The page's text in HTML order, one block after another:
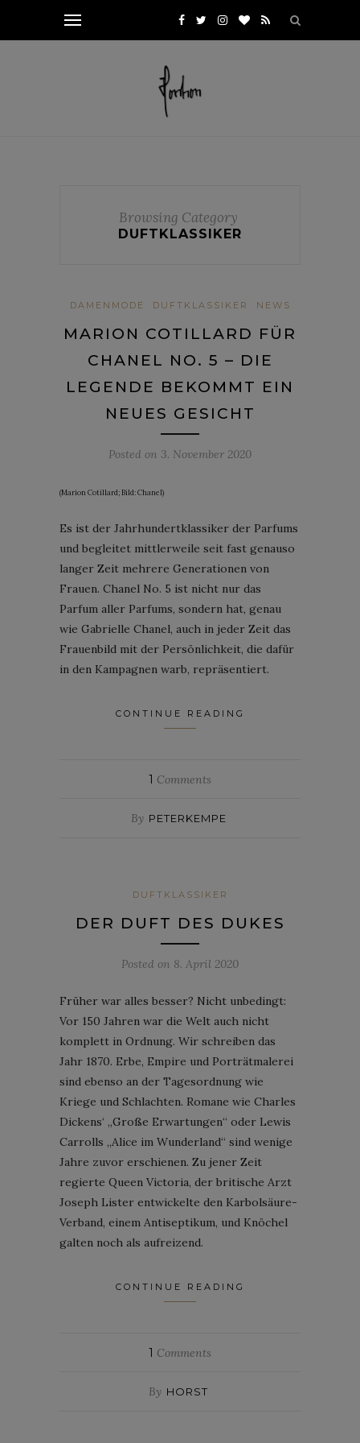
Browsing Category
DUFTKLASSIKER
DAMENMODE DUFTKLASSIKER NEWS
MARION COTILLARD FÜR
CHANEL NO. 5 – DIE
LEGENDE BEKOMMT EIN
NEUES GESICHT
Posted on 3. November 2020
(Marion Cotillard; Bild: Chanel)
Es ist der Jahrhundertklassiker der Parfums
und begleitet mittlerweile seit fast genauso
langer Zeit mehrere Generationen von
Frauen. Chanel No. 5 ist nicht nur das
Parfum aller Parfums, sondern hat, genau
wie Gabrielle Chanel, auch in jeder Zeit das
Frauenbild mit der Persönlichkeit, die dafür
in den Kampagnen warb, repräsentiert.
CONTINUE READING
1 Comments
By PETERKEMPE
DUFTKLASSIKER
DER DUFT DES DUKES
Posted on 8. April 2020
Früher war alles besser? Nicht unbedingt:
Vor 150 Jahren war die Welt auch nicht
komplett in Ordnung. Wir schreiben das
Jahr 1870. Erbe, Empire und Porträtmalerei
sind ebenso an der Tagesordnung wie
Kriege und Schlachten. Romane wie Charles
Dickens‘ „Große Erwartungen“ oder Lewis
Carrolls „Alice im Wunderland“ sind wenige
Jahre zuvor erschienen. Zu jener Zeit
regierte Queen Victoria, der britische Arzt
Joseph Lister entwickelte den Karbolsäure-
Verband, einem Antiseptikum, und Knöchel
galten noch als aufreizend.
CONTINUE READING
1 Comments
By HORST